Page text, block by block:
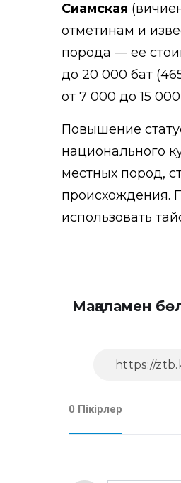
Сиамская
отметинам и
порода — её
до 20 000 бат
от 7 000 до 15 000
Повышение
национального
местных пород,
происхождения.
использовать
Мақаламен
0 Пікірлер